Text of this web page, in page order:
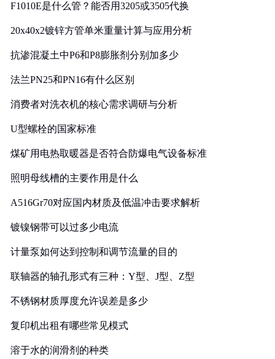
F1010E是什么管？能否用3205或3505代换
20x40x2镀锌方管单米重量计算与应用分析
抗渗混凝土中P6和P8膨胀剂分别加多少
法兰PN25和PN16有什么区别
消费者对洗衣机的核心需求调研与分析
U型螺栓的国家标准
煤矿用电热取暖器是否符合防爆电气设备标准
照明母线槽的主要作用是什么
A516Gr70对应国内材质及低温冲击要求解析
镀镍钢带可以过多少电流
计量泵如何达到控制和调节流量的目的
联轴器的轴孔形式有三种：Y型、J型、Z型
不锈钢材质厚度允许误差是多少
复印机出租有哪些常见模式
溶于水的润滑剂的种类